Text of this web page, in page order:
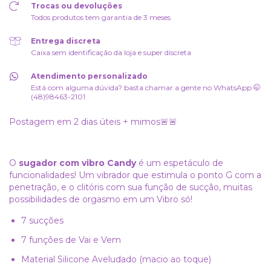
Trocas ou devoluções
Todos produtos tem garantia de 3 meses
Entrega discreta
Caixa sem identificação da loja e super discreta
Atendimento personalizado
Está com alguma dúvida? basta chamar a gente no WhatsApp 🤭
(48)98463-2101
Postagem em 2 dias úteis + mimos🚨🚨
O sugador com vibro Candyé um espetáculo de
funcionalidades! Um vibrador que estimula o ponto G com a
penetração, e o clitóris com sua função de sucção, muitas
possibilidades de orgasmo em um Vibro só!
7 sucções
7 funções de Vai e Vem
Material Silicone Aveludado (macio ao toque)